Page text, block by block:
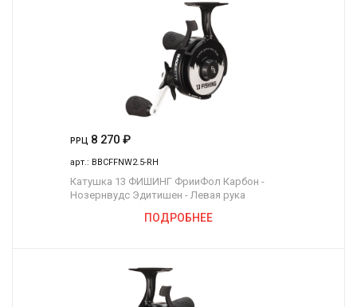
РРЦ 8 270 ₽
арт.: BBCFFNW2.5-RH
Катушка 13 ФИШИНГ ФрииФол Карбон -
Нозернвудс Эдитишен - Левая рука
ПОДРОБНЕЕ